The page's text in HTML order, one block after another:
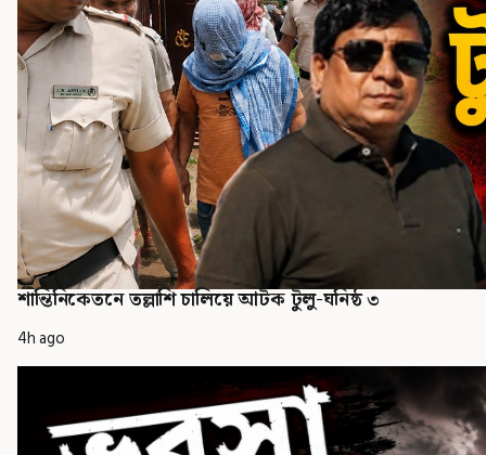
শান্তিনিকেতনে তল্লাশি চালিয়ে আটক টুলু-ঘনিষ্ঠ ৩
4h ago